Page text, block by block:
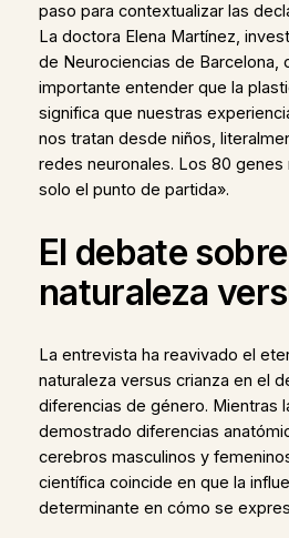
paso para contextualizar las
La doctora Elena Martínez,
de Neurociencias de Barcelona,
importante entender que la
significa que nuestras
nos tratan desde niños,
redes neuronales. Los 80 genes
solo el punto de partida».
El debate sobre
naturaleza
La entrevista ha reavivado el
naturaleza versus crianza en el
diferencias de género. Mientras
demostrado diferencias
cerebros masculinos y
científica coincide en que la
determinante en cómo se